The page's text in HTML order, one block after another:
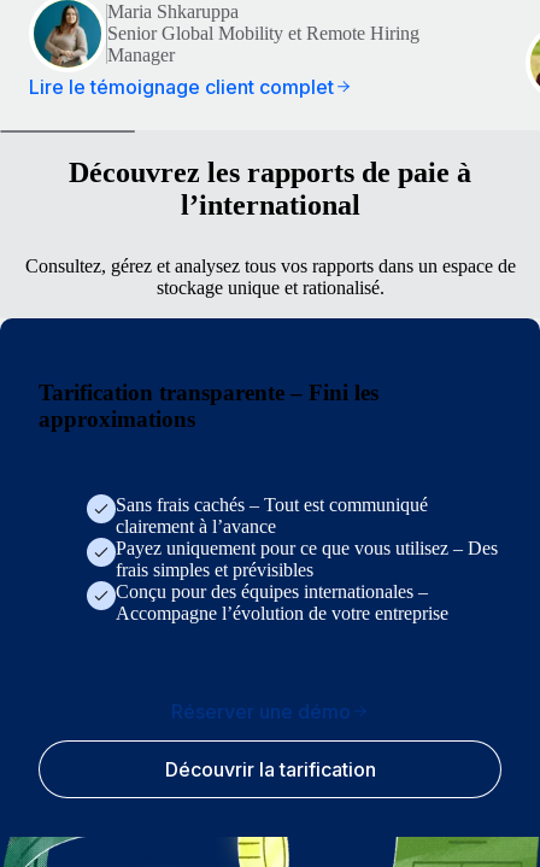
Maria Shkaruppa
Senior Global Mobility et Remote Hiring
Manager
Lire le témoignage client complet
Découvrez les rapports de paie à
l’international
Consultez, gérez et analysez tous vos rapports dans un espace de
stockage unique et rationalisé.
Tarification transparente – Fini les
approximations
Sans frais cachés – Tout est communiqué
clairement à l’avance
Payez uniquement pour ce que vous utilisez – Des
frais simples et prévisibles
Conçu pour des équipes internationales –
Accompagne l’évolution de votre entreprise
Réserver une démo
Découvrir la tarification